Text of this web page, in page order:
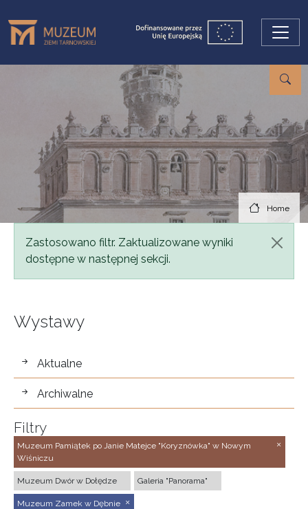
Home
Status message
Zastosowano filtr. Zaktualizowane wyniki
dostępne w następnej sekcji.
Wystawy
wystawy
Aktualne
Archiwalne
Filtry
Muzeum Pamiątek po Janie Matejce "Koryznówka" w Nowym
Wiśniczu
Muzeum Dwór w Dołędze Galeria "Panorama"
Muzeum Zamek w Dębnie